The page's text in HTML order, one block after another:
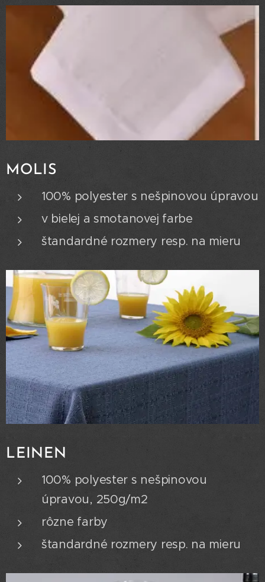
MOLIS
100% polyester s nešpinovou úpravou
v bielej a smotanovej farbe
štandardné rozmery resp. na mieru
LEINEN
100% polyester s nešpinovou
úpravou, 250g/m2
rôzne farby
štandardné rozmery resp. na mieru